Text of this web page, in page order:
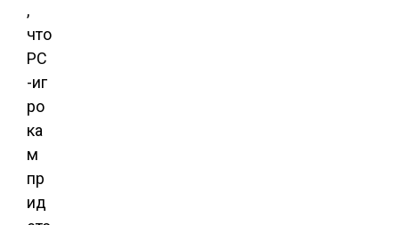
,
что
РС
-иг
ро
ка
м
пр
ид